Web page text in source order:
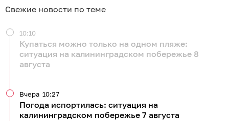
Свежие новости по теме
Купаться можно только на одном пляже:
ситуация на калининградском побережье 8
августа
10:10
Погода испортилась: ситуация на
калининградском побережье 7 августа
Вчера 10:27